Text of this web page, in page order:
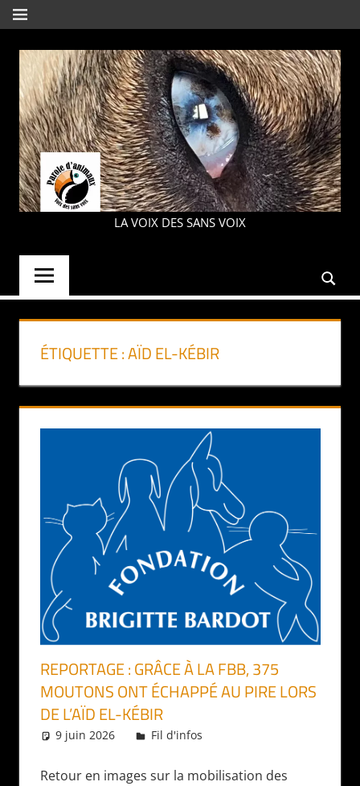
Aller
au
contenu
MENU
PAROLE
LA VOIX DES SANS VOIX
ÉTIQUETTE :AÏD EL-KÉBIR
REPORTAGE : GRÂCE À LA FBB, 375
MOUTONS ONT ÉCHAPPÉ AU PIRE LORS
DE L’AÏD EL-KÉBIR
9 juin 2026 Daniel
Fil d'infos
Retour en images sur la mobilisation des